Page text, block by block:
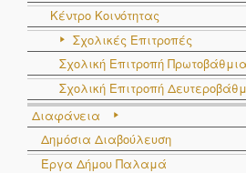
Κέντρο Κοινότητας
Σχολικές Επιτροπές
Σχολική Επιτροπή
Σχολική Επιτροπή
Διαφάνεια
Δημόσια Διαβούλευση
Έργα Δήμου Παλαμά